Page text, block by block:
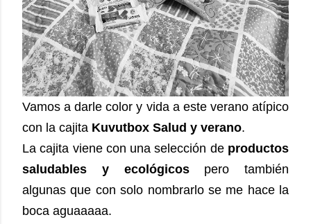
Vamos a darle color y vida a este verano atípico
con la cajita Kuvutbox Salud y verano.
La cajita viene con una selección de productos
saludables y ecológicospero también
algunas que con solo nombrarlo se me hace la
boca aguaaaaa.